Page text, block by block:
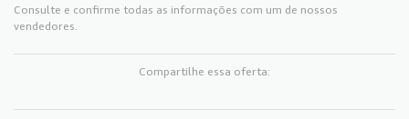
Consulte e confirme todas as informações com um de nossos
vendedores.
Compartilhe essa oferta: